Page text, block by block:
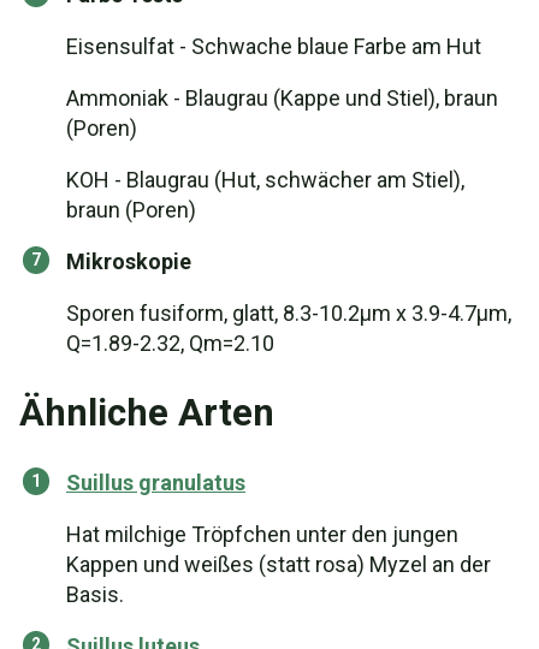
Eisensulfat - Schwache blaue Farbe am Hut
Ammoniak - Blaugrau (Kappe und Stiel), braun
(Poren)
KOH - Blaugrau (Hut, schwächer am Stiel),
braun (Poren)
Mikroskopie
Sporen fusiform, glatt, 8.3-10.2µm x 3.9-4.7µm,
Q=1.89-2.32, Qm=2.10
Ähnliche Arten
Suillus granulatus
Hat milchige Tröpfchen unter den jungen
Kappen und weißes (statt rosa) Myzel an der
Basis.